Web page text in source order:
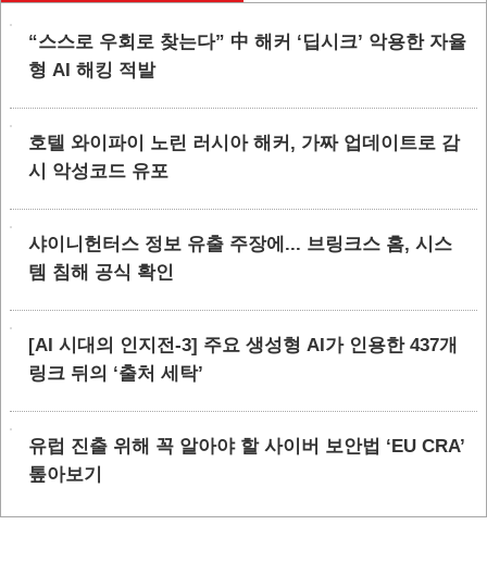
“스스로 우회로 찾는다” 中 해커 ‘딥시크’ 악용한 자율
형 AI 해킹 적발
호텔 와이파이 노린 러시아 해커, 가짜 업데이트로 감
시 악성코드 유포
샤이니헌터스 정보 유출 주장에... 브링크스 홈, 시스
템 침해 공식 확인
[AI 시대의 인지전-3] 주요 생성형 AI가 인용한 437개
링크 뒤의 ‘출처 세탁’
유럽 진출 위해 꼭 알아야 할 사이버 보안법 ‘EU CRA’
톺아보기